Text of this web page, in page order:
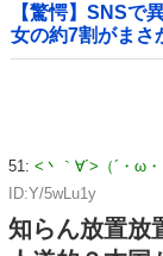
【驚愕】SNSで
女の約7割がまさ
w w
51: <丶｀∀´>（´・ω
ID:Y/5wLu1y
知らん放置放